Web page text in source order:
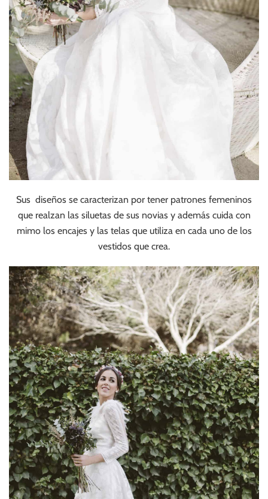
Sus diseños se caracterizan por tener patrones femeninos
que realzan las siluetas de sus novias y además cuida con
mimo los encajes y las telas que utiliza en cada uno de los
vestidos que crea.